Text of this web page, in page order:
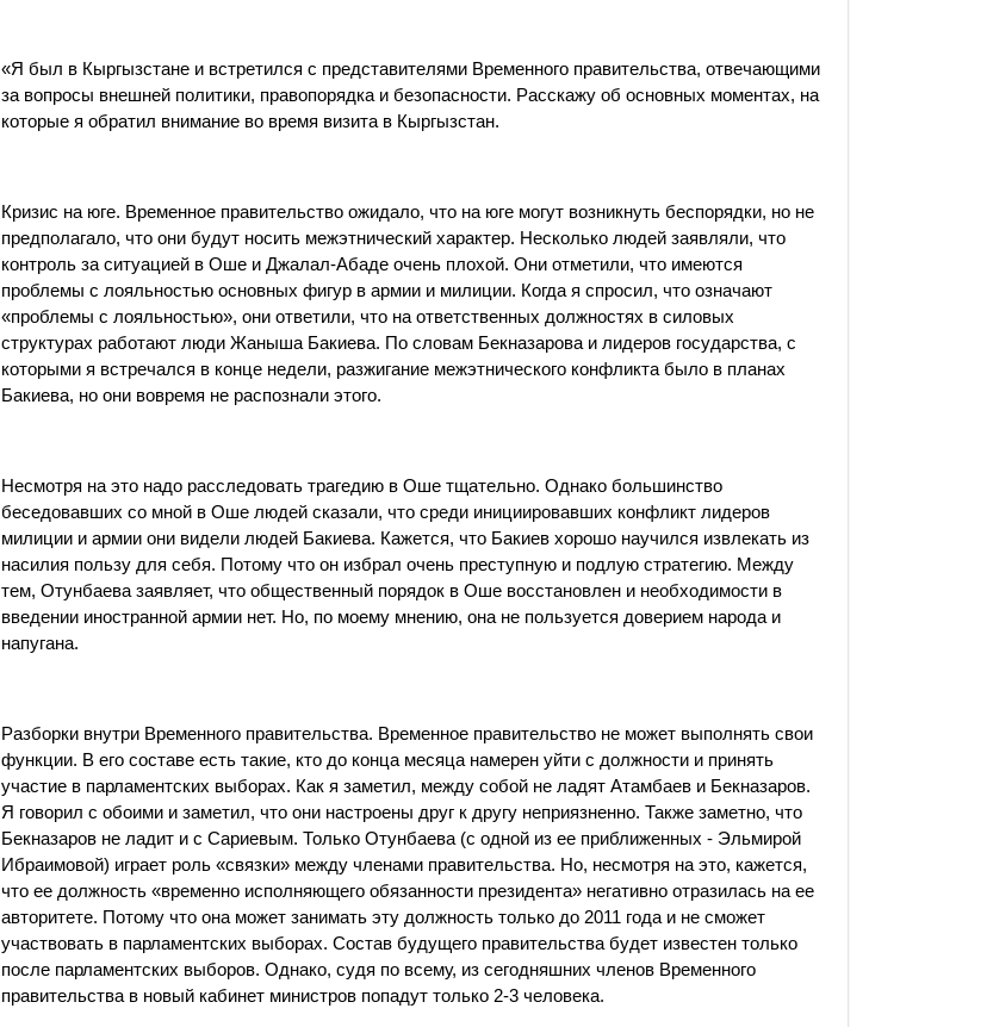
«Я был в Кыргызстане и встретился с представителями Временного правительства, отвечающими
за вопросы внешней политики, правопорядка и безопасности. Расскажу об основных моментах, на
которые я обратил внимание во время визита в Кыргызстан.
Кризис на юге. Временное правительство ожидало, что на юге могут возникнуть беспорядки, но не
предполагало, что они будут носить межэтнический характер. Несколько людей заявляли, что
контроль за ситуацией в Оше и Джалал-Абаде очень плохой. Они отметили, что имеются
проблемы с лояльностью основных фигур в армии и милиции. Когда я спросил, что означают
«проблемы с лояльностью», они ответили, что на ответственных должностях в силовых
структурах работают люди Жаныша Бакиева. По словам Бекназарова и лидеров государства, с
которыми я встречался в конце недели, разжигание межэтнического конфликта было в планах
Бакиева, но они вовремя не распознали этого.
Несмотря на это надо расследовать трагедию в Оше тщательно. Однако большинство
беседовавших со мной в Оше людей сказали, что среди инициировавших конфликт лидеров
милиции и армии они видели людей Бакиева. Кажется, что Бакиев хорошо научился извлекать из
насилия пользу для себя. Потому что он избрал очень преступную и подлую стратегию. Между
тем, Отунбаева заявляет, что общественный порядок в Оше восстановлен и необходимости в
введении иностранной армии нет. Но, по моему мнению, она не пользуется доверием народа и
напугана.
Разборки внутри Временного правительства. Временное правительство не может выполнять свои
функции. В его составе есть такие, кто до конца месяца намерен уйти с должности и принять
участие в парламентских выборах. Как я заметил, между собой не ладят Атамбаев и Бекназаров.
Я говорил с обоими и заметил, что они настроены друг к другу неприязненно. Также заметно, что
Бекназаров не ладит и с Сариевым. Только Отунбаева (с одной из ее приближенных - Эльмирой
Ибраимовой) играет роль «связки» между членами правительства. Но, несмотря на это, кажется,
что ее должность «временно исполняющего обязанности президента» негативно отразилась на ее
авторитете. Потому что она может занимать эту должность только до 2011 года и не сможет
участвовать в парламентских выборах. Состав будущего правительства будет известен только
после парламентских выборов. Однако, судя по всему, из сегодняшних членов Временного
правительства в новый кабинет министров попадут только 2-3 человека.